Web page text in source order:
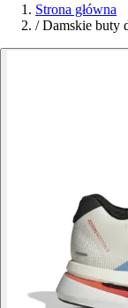
Strona główna
/ Damskie buty